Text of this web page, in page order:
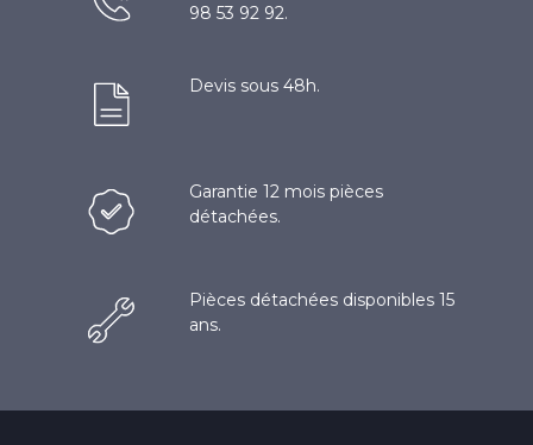
98 53 92 92.
Devis sous 48h.
Garantie 12 mois pièces
détachées.
Pièces détachées disponibles 15
ans.